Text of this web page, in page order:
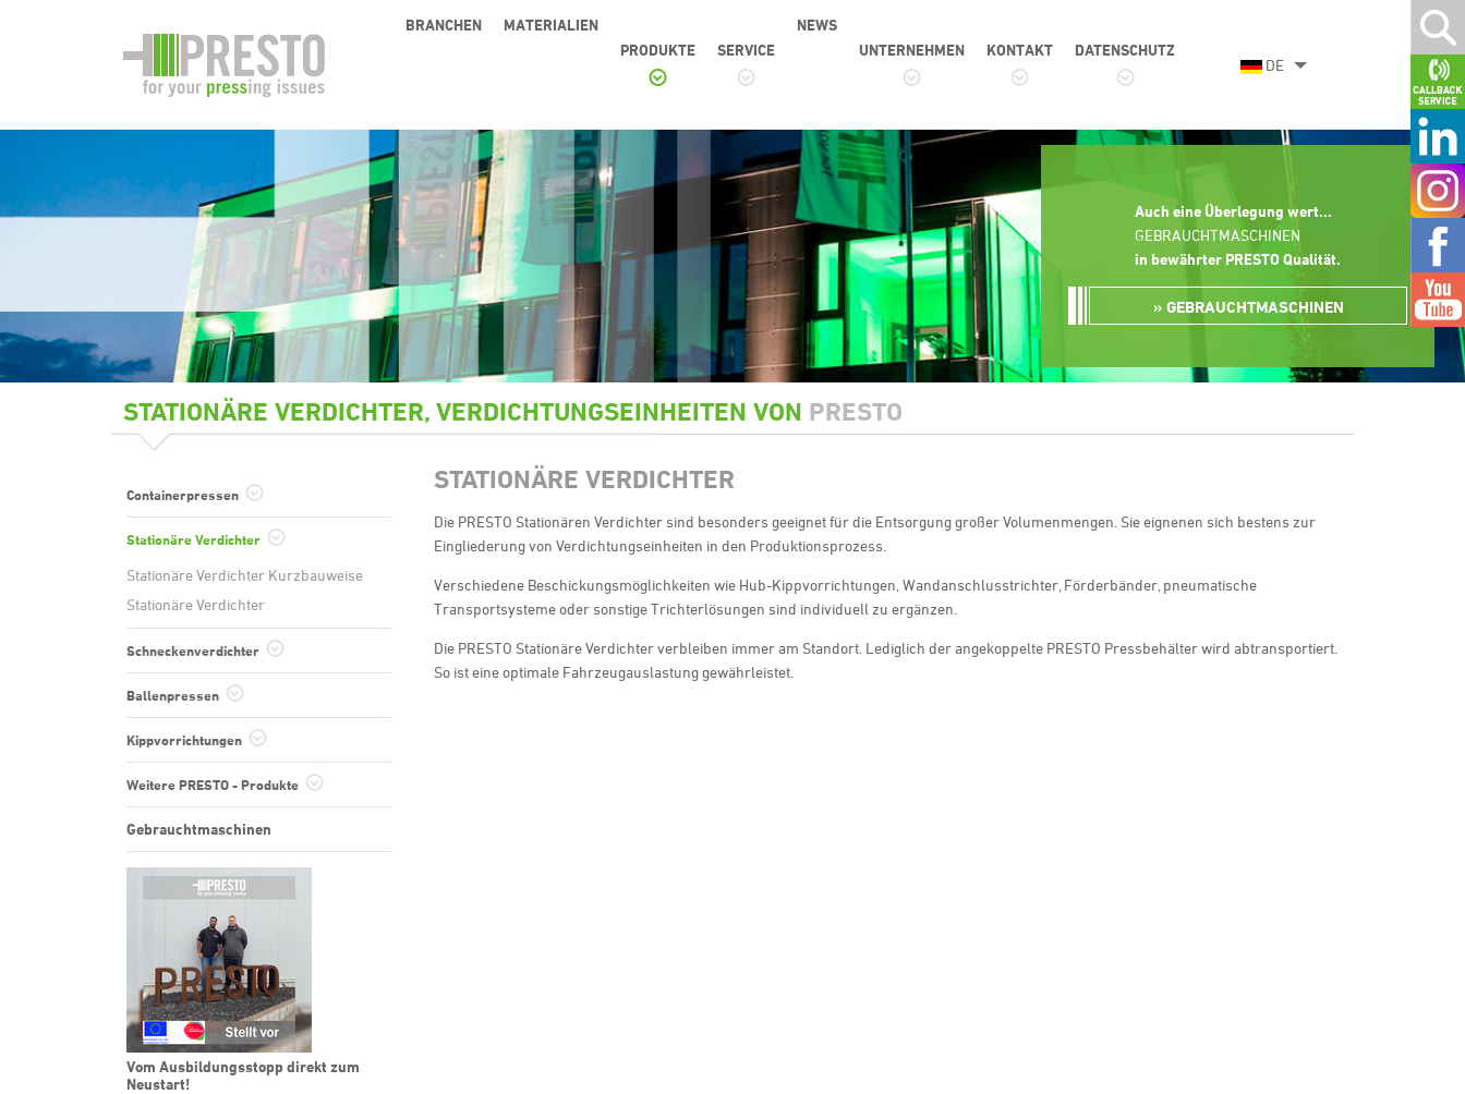
BRANCHEN
MATERIALIEN
PRODUKTE
SERVICE
NEWS
UNTERNEHMEN
KONTAKT
DATENSCHUTZ
DE
Auch eine Überlegung wert...
GEBRAUCHTMASCHINEN
in bewährter PRESTO Qualität.
GEBRAUCHTMASCHINEN
STATIONÄRE VERDICHTER, VERDICHTUNGSEINHEITEN VON PRESTO
STATIONÄRE VERDICHTER
Die PRESTO Stationären Verdichter sind besonders geeignet für die Entsorgung großer Volumenmengen. Sie eignenen sich bestens zur
Eingliederung von Verdichtungseinheiten in den Produktionsprozess.
Verschiedene Beschickungsmöglichkeiten wie Hub-Kippvorrichtungen, Wandanschlusstrichter, Förderbänder, pneumatische
Transportsysteme oder sonstige Trichterlösungen sind individuell zu ergänzen.
Die PRESTO Stationäre Verdichter verbleiben immer am Standort. Lediglich der angekoppelte PRESTO Pressbehälter wird abtransportiert.
So ist eine optimale Fahrzeugauslastung gewährleistet.
Containerpressen
Presscontainer Typ Absetzer
Stationäre Verdichter
Stationäre Verdichter Kurzbauweise
Stationäre Verdichter
Schneckenverdichter
Schneckenverdichter
Zuführeinrichtungen
Ballenpressen
Ballenpressen HPK
Kippvorrichtungen
Hub-Kippvorrichtung (HKV)
Weitere PRESTO - Produkte
PET Perforator
Pappenzerreißer
Vorverdichterschnecke
Holzpalettenverdichter
Ozon Aggregat
PRES-TO-GO im PRES-TO-web
Gebrauchtmaschinen
Vom Ausbildungsstopp direkt zum
Neustart!